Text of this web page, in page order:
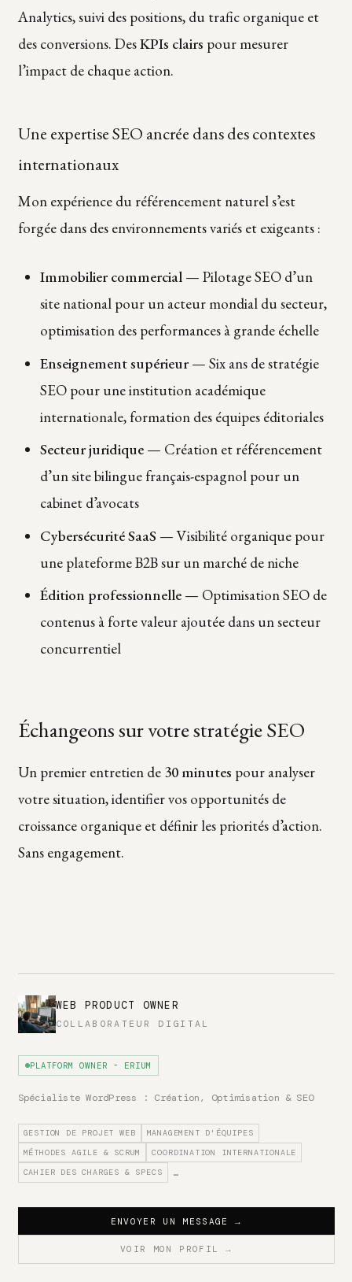
Analytics, suivi des positions, du trafic organique et
des conversions. DesKPIs clairs pour mesurer
l’impact de chaque action.
Une expertise SEO ancrée dans des contextes
internationaux
Mon expérience du référencement naturel s’est
forgée dans des environnements variés et exigeants :
Immobilier commercial— Pilotage SEO d’un
site national pour un acteur mondial du secteur,
optimisation des performances à grande échelle
Enseignement supérieur— Six ans de stratégie
SEO pour une institution académique
internationale, formation des équipes éditoriales
Secteur juridique— Création et référencement
d’un site bilingue français-espagnol pour un
cabinet d’avocats
Cybersécurité SaaS — Visibilité organique pour
une plateforme B2B sur un marché de niche
Édition professionnelle— Optimisation SEO de
contenus à forte valeur ajoutée dans un secteur
concurrentiel
Échangeons sur votre stratégie SEO
Un premier entretien de 30 minutes pour analyser
votre situation, identifier vos opportunités de
croissance organique et définir les priorités d’action.
Sans engagement.
WEB PRODUCT OWNER
COLLABORATEUR DIGITAL
PLATFORM OWNER - ERIUM
Spécialiste WordPress : Création, Optimisation & SEO
GESTION DE PROJET WEB
MANAGEMENT D'ÉQUIPES
MÉTHODES AGILE & SCRUM
COORDINATION INTERNATIONALE
CAHIER DES CHARGES & SPECS
…
ENVOYER UN MESSAGE→
VOIR MON PROFIL →